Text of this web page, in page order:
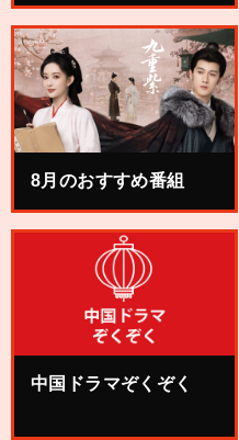
8月のおすすめ番組
中国ドラマぞくぞく